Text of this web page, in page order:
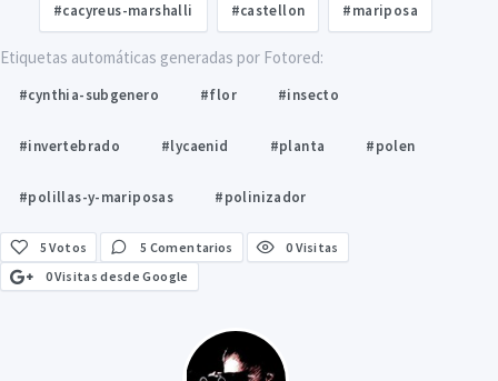
#cacyreus-marshalli #castellon #mariposa
Etiquetas automáticas generadas por Fotored:
#cynthia-subgenero #flor #insecto
#invertebrado #lycaenid #planta #polen
#polillas-y-mariposas #polinizador
5 Votos 5 Comentarios
0 Visitas
0 Visitas desde Google